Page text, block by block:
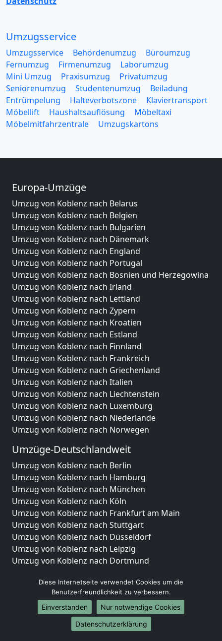
Umzugsservice
Umzugsservice Behördenumzug
Büroumzug
Fernumzug
Firmenumzug
Laborumzug
Mini Umzug
Praxisumzug
Privatumzug
Seniorenumzug
Studentenumzug
Beiladung
Entrümpelung
Halteverbotszone
Klaviertransport
Möbellift
Haushaltsauflösung
Möbeltaxi
Möbelmitfahrzentrale
Umzugskartons
Europa-Umzüge
Umzug von Koblenz nach Belarus
Umzug von Koblenz nach Belgien
Umzug von Koblenz nach Bulgarien
Umzug von Koblenz nach Dänemark
Umzug von Koblenz nach England
Umzug von Koblenz nach Portugal
Umzug von Koblenz nach Bosnien und Herzegowina
Umzug von Koblenz nach Irland
Umzug von Koblenz nach Lettland
Umzug von Koblenz nach Zypern
Umzug von Koblenz nach Kroatien
Umzug von Koblenz nach Estland
Umzug von Koblenz nach Finnland
Umzug von Koblenz nach Frankreich
Umzug von Koblenz nach Griechenland
Umzug von Koblenz nach Italien
Umzug von Koblenz nach Liechtenstein
Umzug von Koblenz nach Luxemburg
Umzug von Koblenz nach Niederlande
Umzug von Koblenz nach Norwegen
Umzüge-Deutschlandweit
Umzug von Koblenz nach Berlin
Umzug von Koblenz nach Hamburg
Umzug von Koblenz nach München
Umzug von Koblenz nach Köln
Umzug von Koblenz nach Frankfurt am Main
Umzug von Koblenz nach Stuttgart
Umzug von Koblenz nach Düsseldorf
Umzug von Koblenz nach Leipzig
Umzug von Koblenz nach Dortmund
Umzug von Koblenz nach Bremen
Umzug von Koblenz nach Dresden
Umzug von Koblenz nach Hannover
Umzug von Koblenz nach Nürnberg
Umzug von Koblenz nach Duisburg
Diese Internetseite verwendet Cookies um die
Benutzerfreundlichkeit zu verbessern.
Einverstanden
Nur notwendige Cookies
Datenschutzerklärung